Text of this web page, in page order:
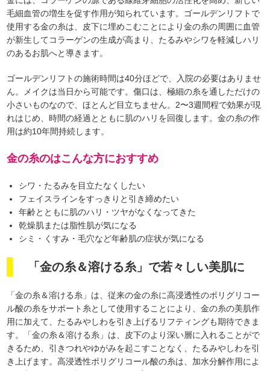
毛細血管の増生を促す作用が知られています。ゴールデンリフトで
使用する金の糸は、皮下に埋めこむことにより金の糸の周囲に血管
が新生してコラーゲンの生成が高まり、たるみやシワを軽減しハリ
のあるお肌へと導きます。
ゴールデンリフトの施術時間は40分ほどで、入院の必要はありませ
ん。メイクは当日から可能です。傷口は、極細の糸を通しただけの
小さいものなので、ほとんど目立ちません。2〜3週間程で効果が現
れはじめ、時間の経過とともに肌のハリを回復します。金の糸の作
用は約10年間持続します。
金の糸のはこんな方におすすめ
シワ・たるみを目立たなくしたい
フェイスラインをすっきりと引き締めたい
年齢とともに肌のハリ・ツヤがなくなってきた
乾燥肌または脂性肌が気になる
シミ・くすみ・毛穴など年齢肌の症状が気になる
「金の糸＆溶ける糸」で若々しい美肌に
「金の糸＆溶ける糸」は、従来の金の糸に高浸透性のポリグリコー
ル酸の糸をサポート糸として使用することにより、金の糸の美肌作
用に加えて、たるみやしわを引き上げるリフティングも期待できま
す。「金の糸＆溶ける糸」は、皮下のより深い層に入れることがで
きるため、引きつれやゆがみを起こすことなく、たるみやしわを引
き上げます。高浸透性ポリグリコール酸の糸は、加水分解作用によ